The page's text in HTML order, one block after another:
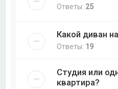
Ответы: 25
Какой диван
Ответы: 19
Студия или
квартира?